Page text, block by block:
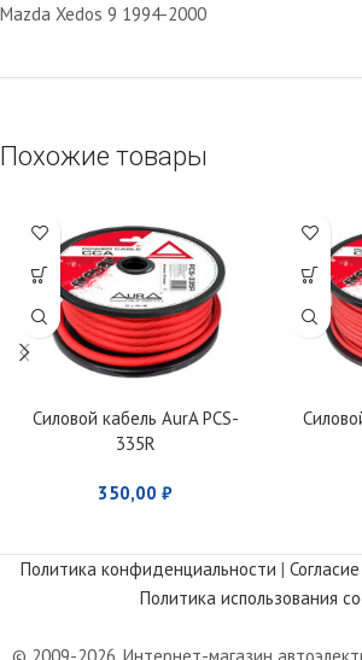
Mazda Xedos 9 1994-2000
Похожие товары
Силовой кабель AurA PCS-
335R
350,00 ₽
Политика конфиденциальности |
Политика использования